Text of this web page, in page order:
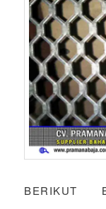
BERIKUT